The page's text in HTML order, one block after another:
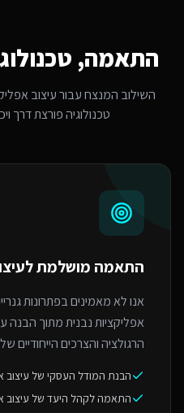
התאמה,
השילוב המנצח עבורעיצוב
טכנולוגיה פורצת דרך
התאמה מושלמת ל
אנו לא מאמינים בפתרונות
אפליקציות נבנית מתוך
הרגולציה והצרכים הייחודיים
הבנת המודל העסקי של עיצוב
התאמה לקהל היעד של עיצוב